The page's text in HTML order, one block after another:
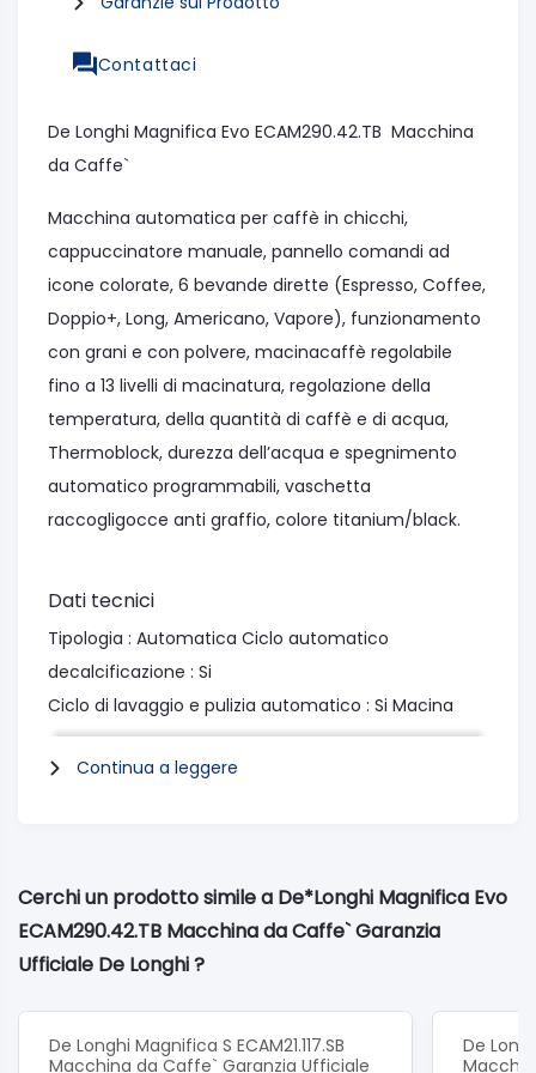
Contattaci
De Longhi Magnifica Evo ECAM290.42.TB Macchina
da Caffe`
Macchina automatica per caffè in chicchi,
cappuccinatore manuale, pannello comandi ad
icone colorate, 6 bevande dirette (Espresso, Coffee,
Doppio+, Long, Americano, Vapore), funzionamento
con grani e con polvere, macinacaffè regolabile
fino a 13 livelli di macinatura, regolazione della
temperatura, della quantità di caffè e di acqua,
Thermoblock, durezza dell’acqua e spegnimento
automatico programmabili, vaschetta
raccogligocce anti graffio, colore titanium/black.
Dati tecnici
Tipologia : Automatica Ciclo automatico
decalcificazione : Si
Ciclo di lavaggio e pulizia automatico : Si Macina
caffè incorporato : Si
Regolazione macinatura : Si Capacità contenitore
Erogatore acqua calda/vapore : Si Capacità
serbatoio acqua (l) : 1,8
Serbatoio acqua removibile : Si Indicatore livello
dell'acqua : Si
Gruppo erogatore estraibile : Si Raccogli gocce : Si
Continua a leggere
Cerchi un prodotto simile a De*Longhi Magnifica Evo
ECAM290.42.TB Macchina da Caffe` Garanzia
Ufficiale De Longhi ?
De Longhi Magnifica S ECAM21.117.SB
Macchina da Caffe` Garanzia Ufficiale
De